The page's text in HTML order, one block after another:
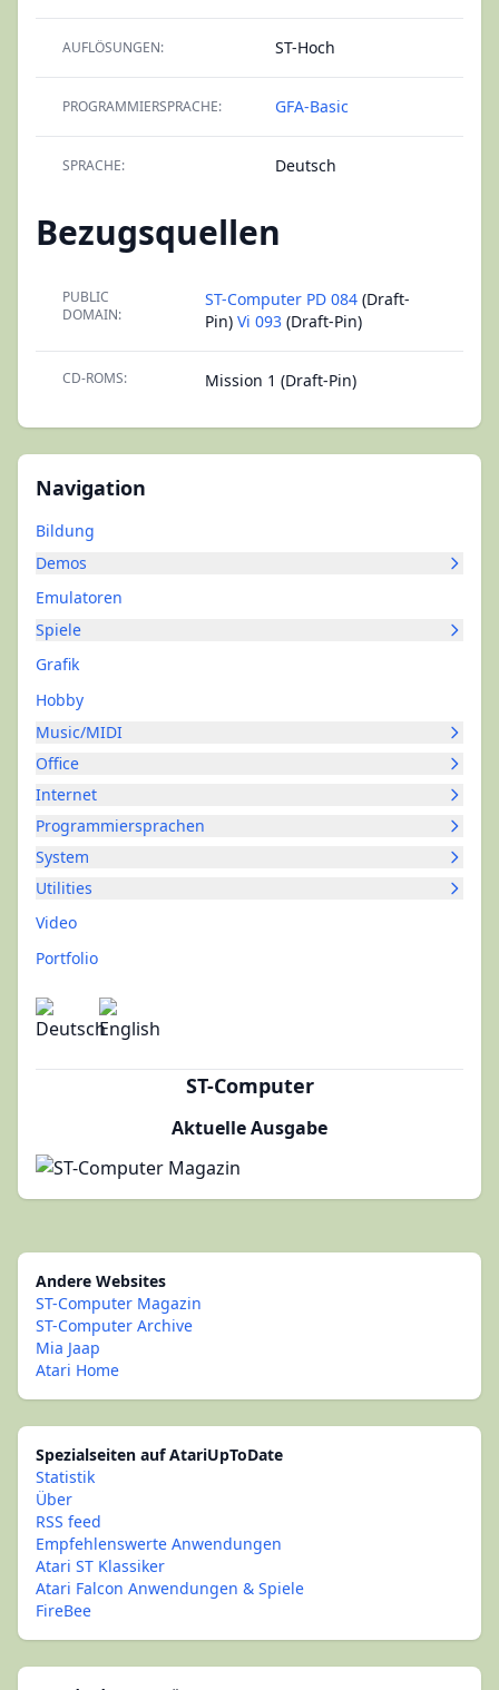
Navigation
Bildung
Demos
Emulatoren
Spiele
Grafik
Hobby
Music/MIDI
Office
Internet
Programmiersprachen
System
Utilities
Video
Portfolio
ST-Computer
Aktuelle Ausgabe
AUFLÖSUNGEN: ST-Hoch
PROGRAMMIERSPRACHE: GFA-Basic
SPRACHE: Deutsch
Bezugsquellen
PUBLIC
DOMAIN:
ST-Computer PD 084 (Draft-
Pin) Vi 093 (Draft-Pin)
CD-ROMS: Mission 1 (Draft-Pin)
Andere Websites
ST-Computer Magazin
ST-Computer Archive
Mia Jaap
Atari Home
Spezialseiten auf AtariUpToDate
Statistik
Über
RSS feed
Empfehlenswerte Anwendungen
Atari ST Klassiker
Atari Falcon Anwendungen & Spiele
FireBee